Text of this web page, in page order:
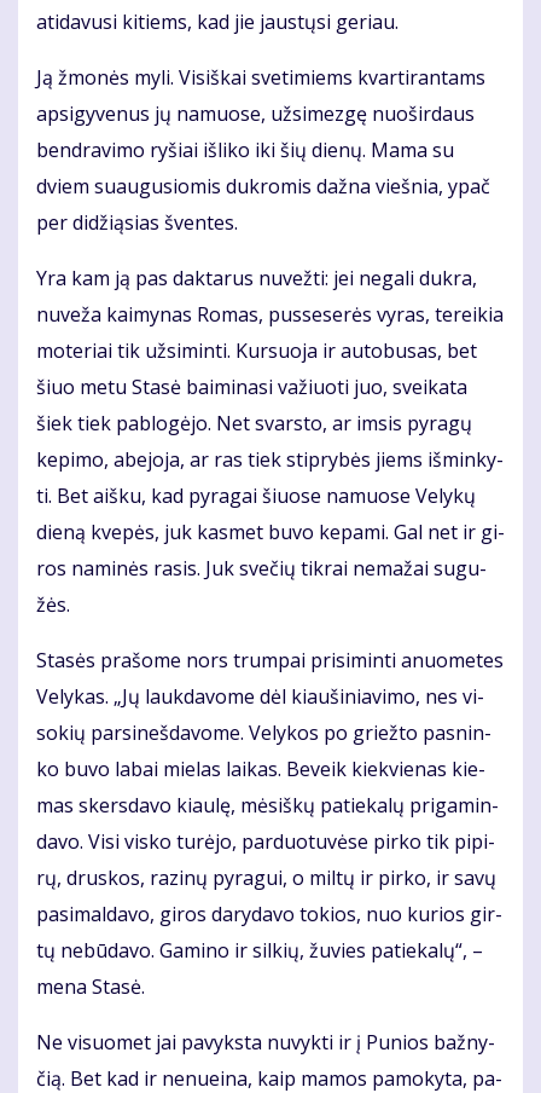
ati­da­vu­si ki­tiems, kad jie jaus­tų­si ge­riau.
Ją žmo­nės my­li. Vi­siš­kai sve­ti­miems kvar­ti­ran­tams
ap­si­gy­ve­nus jų na­muo­se, už­si­mez­gę nuo­šir­daus
ben­dra­vi­mo ry­šiai iš­li­ko iki šių die­nų. Ma­ma su
dviem su­au­gu­sio­mis duk­ro­mis daž­na vieš­nia, ypač
per di­dži­ą­sias šven­tes.
Yra kam ją pas dak­ta­rus nu­vež­ti: jei ne­ga­li duk­ra,
nu­ve­ža kai­my­nas Ro­mas, pus­se­se­rės vy­ras, te­rei­kia
mo­te­riai tik už­si­min­ti. Kur­suo­ja ir au­to­bu­sas, bet
šiuo me­tu Sta­sė bai­mi­na­si va­žiuo­ti juo, svei­ka­ta
šiek tiek pa­blo­gė­jo. Net svars­to, ar im­sis py­ra­gų
ke­pi­mo, abe­jo­ja, ar ras tiek stip­ry­bės jiems iš­min­ky­
ti. Bet aiš­ku, kad py­ra­gai šiuo­se na­muo­se Ve­ly­kų
die­ną kve­pės, juk kas­met bu­vo ke­pa­mi. Gal net ir gi­
ros na­mi­nės ra­sis. Juk sve­čių tik­rai ne­ma­žai su­gu­
žės.
Sta­sės pra­šo­me nors trum­pai pri­si­min­ti anuo­me­tes
Ve­ly­kas. „Jų lauk­da­vo­me dėl kiau­ši­nia­vi­mo, nes vi­
so­kių par­si­neš­da­vo­me. Ve­ly­kos po griež­to pas­nin­
ko bu­vo la­bai mie­las lai­kas. Be­veik kiek­vie­nas kie­
mas skers­da­vo kiau­lę, mė­siš­kų pa­tie­ka­lų pri­ga­min­
da­vo. Vi­si vis­ko tu­rė­jo, par­duo­tu­vė­se pir­ko tik pi­pi­
rų, drus­kos, ra­zi­nų py­ra­gui, o mil­tų ir pir­ko, ir sa­vų
pa­si­mal­da­vo, gi­ros da­ry­da­vo to­kios, nuo ku­rios gir­
tų ne­bū­da­vo. Ga­mi­no ir sil­kių, žu­vies pa­tie­ka­lų“, –
me­na Sta­sė.
Ne vi­suo­met jai pa­vyks­ta nu­vyk­ti ir į Pu­nios baž­ny­
čią. Bet kad ir ne­nu­ei­na, kaip ma­mos pa­mo­ky­ta, pa­